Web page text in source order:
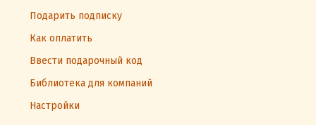
Подарить подписку
Как оплатить
Ввести подарочный код
Библиотека для компаний
Настройки